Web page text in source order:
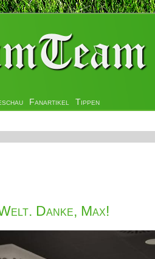
Fanartikel Tippen
Danke, Max!